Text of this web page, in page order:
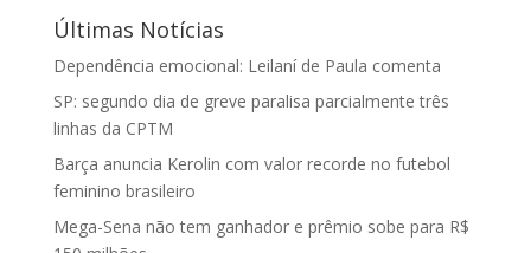
Últimas Notícias
Dependência emocional: Leilaní de Paula comenta
SP: segundo dia de greve paralisa parcialmente três
linhas da CPTM
Barça anuncia Kerolin com valor recorde no futebol
feminino brasileiro
Mega-Sena não tem ganhador e prêmio sobe para R$